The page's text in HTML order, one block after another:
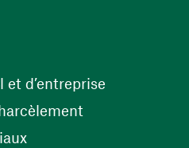
une nouvelle fenêtre)
d’entreprise
(ouvre une nouvelle